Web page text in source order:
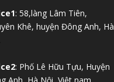
: 58,làng Lâm Tiên,
Khê, huyện Đông Anh, Hà
: Phố Lê Hữu Tựu, Huyện
Anh, Hà Nội, Việt nam.